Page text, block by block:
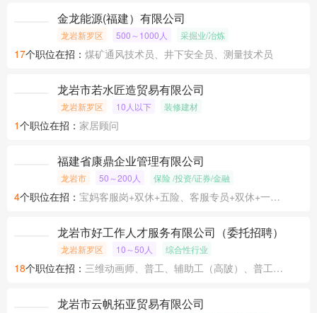
立孚（福建）光电集团有限公司
龙岩永定区 50～200人 机械/加工/制造/化工
2个职位在招： 商务专员、普工
金龙能源(福建）有限公司
龙岩新罗区 500～1000人 采掘业/冶炼
17个职位在招：煤矿通风技术员、井下安全员、测量技术员
龙岩市若水匠造贸易有限公司
龙岩新罗区 10人以下 装修建材
1个职位在招： 家居顾问
福建省康鼎企业管理有限公司
龙岩市 50～200人 保险 /投资/证券/金融
4个职位在招： 宝妈客服岗+双休+五险、客服专员+双休+一天5.5小时+五险、信用卡分期专员+大小周+五险
龙岩市好工作人才服务有限公司（委托招聘）